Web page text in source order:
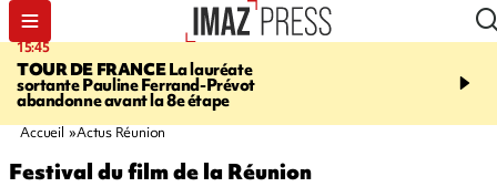
15:45
TOUR DE FRANCELa lauréate
sortante Pauline Ferrand-Prévot
abandonne avant la 8e étape
20:17
routière, concours de
Accueil Actus Réunion
Festival du film de la Réunion